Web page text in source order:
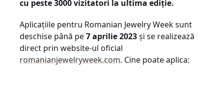
cu peste 3000 vizitatori la ultima ediție.
Aplicațiile pentru Romanian Jewelry Week sunt
deschise până pe7 aprilie 2023și se realizează
direct prin website-ul oficial
romanianjewelryweek.com. Cine poate aplica: